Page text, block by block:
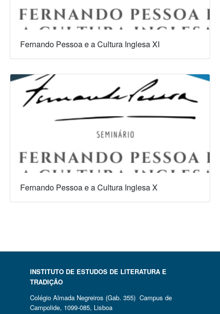
Fernando Pessoa e a Cultura Inglesa XI
Fernando Pessoa e a Cultura Inglesa X
INSTITUTO DE ESTUDOS DE LITERATURA E
TRADIÇÃO
Colégio Almada Negreiros (Gab. 355) Campus de
Campolide, 1099-085, Lisboa